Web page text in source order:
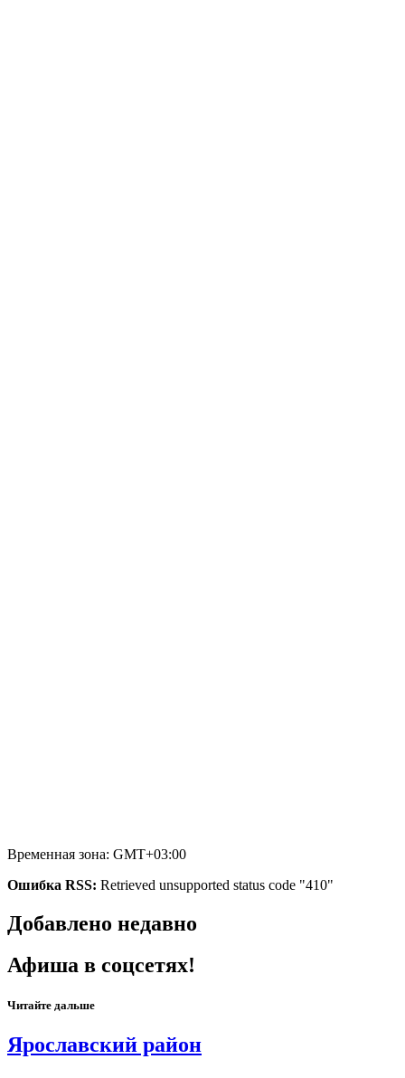
Временная зона: GMT+03:00
Ошибка RSS: Retrieved unsupported status code "410"
Добавлено недавно
Афиша в соцсетях!
Читайте дальше
Ярославский район